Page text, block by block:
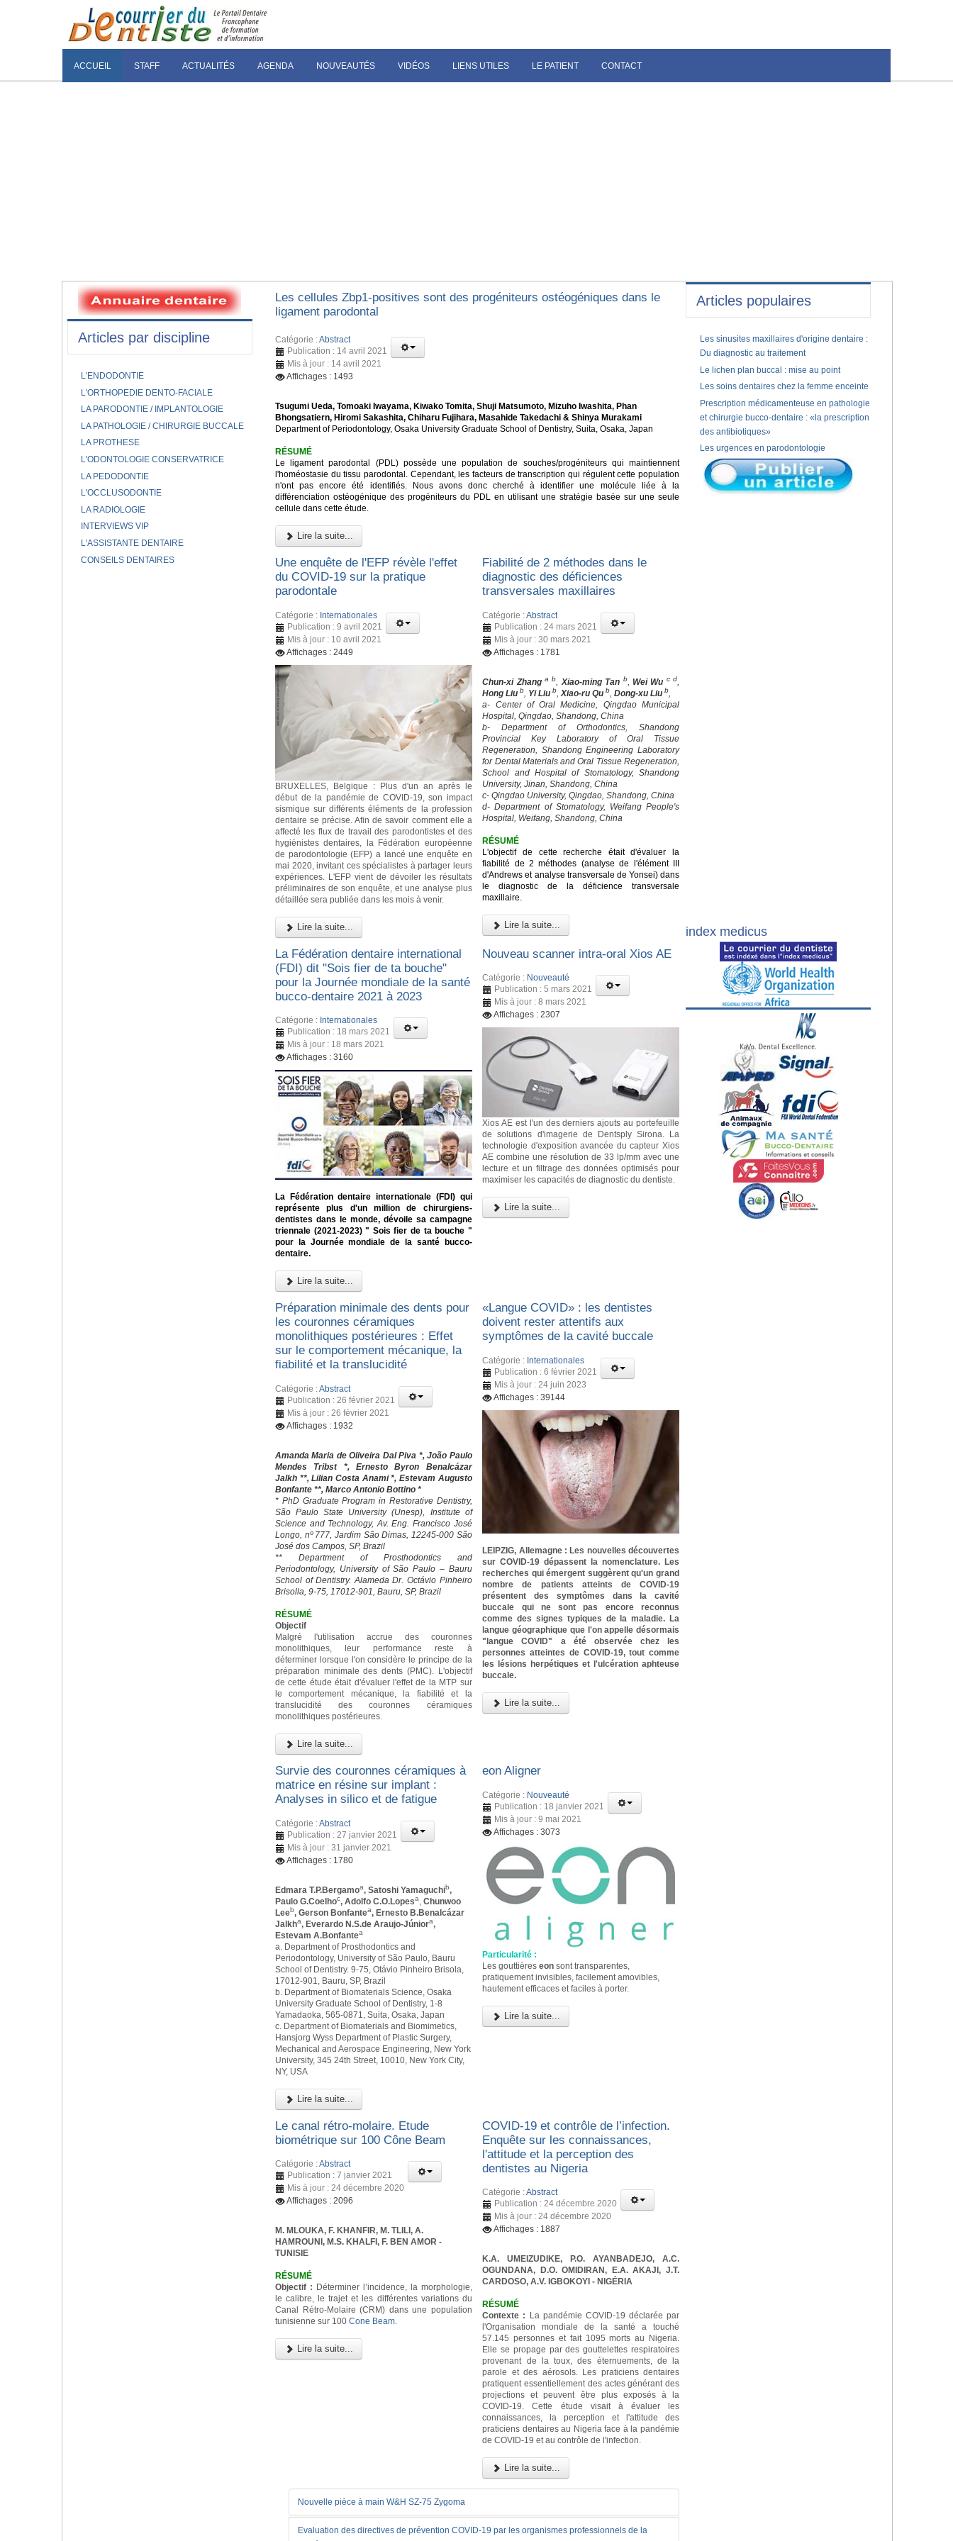
ACCUEIL STAFF ACTUALITÉS AGENDA NOUVEAUTÉS VIDÉOS LIENS UTILES LE PATIENT CONTACT
Les cellules Zbp1-positives sont des progéniteurs ostéogéniques dans le
ligament parodontal
Catégorie :Abstract
Publication : 14 avril 2021
Mis à jour : 14 avril 2021
Affichages : 1493
Tsugumi Ueda, Tomoaki Iwayama, Kiwako Tomita, Shuji Matsumoto, Mizuho Iwashita, Phan
Bhongsatiern, Hiromi Sakashita, Chiharu Fujihara, Masahide Takedachi & Shinya Murakami
Department of Periodontology, Osaka University Graduate School of Dentistry, Suita, Osaka, Japan
RÉSUMÉ
Le ligament parodontal (PDL) possède une population de souches/progéniteurs qui maintiennent
l'homéostasie du tissu parodontal. Cependant, les facteurs de transcription qui régulent cette population
n'ont pas encore été identifiés. Nous avons donc cherché à identifier une molécule liée à la
différenciation ostéogénique des progéniteurs du PDL en utilisant une stratégie basée sur une seule
cellule dans cette étude.
Lire la suite...
Une enquête de l'EFP révèle l'effet
du COVID-19 sur la pratique
parodontale
Catégorie : Internationales
Publication : 9 avril 2021
Mis à jour : 10 avril 2021
Affichages : 2449
BRUXELLES, Belgique : Plus d'un an après le
début de la pandémie de COVID-19, son impact
sismique sur différents éléments de la profession
dentaire se précise. Afin de savoir comment elle a
affecté les flux de travail des parodontistes et des
hygiénistes dentaires, la Fédération européenne
de parodontologie (EFP) a lancé une enquête en
mai 2020, invitant ces spécialistes à partager leurs
expériences. L'EFP vient de dévoiler les résultats
préliminaires de son enquête, et une analyse plus
détaillée sera publiée dans les mois à venir.
Lire la suite...
Fiabilité de 2 méthodes dans le
diagnostic des déficiences
transversales maxillaires
Catégorie :Abstract
Publication : 24 mars 2021
Mis à jour : 30 mars 2021
Affichages : 1781
Chun-xi Zhang a b Xiao-ming Tan b, Wei Wu c d
Hong Liu b Yi Liu b ,Xiao-ru Qu b ,Dong-xu Liu b
a- Center of Oral Medicine, Qingdao Municipal
Hospital, Qingdao, Shandong, China
b- Department of Orthodontics, Shandong
Provincial Key Laboratory of Oral Tissue
Regeneration, Shandong Engineering Laboratory
for Dental Materials and Oral Tissue Regeneration,
School and Hospital of Stomatology, Shandong
University, Jinan, Shandong, China
c- Qingdao University, Qingdao, Shandong, China
d- Department of Stomatology, Weifang People's
Hospital, Weifang, Shandong, China
RÉSUMÉ
L'objectif de cette recherche était d'évaluer la
fiabilité de 2 méthodes (analyse de l'élément III
d'Andrews et analyse transversale de Yonsei) dans
le diagnostic de la déficience transversale
maxillaire.
Lire la suite...
La Fédération dentaire international
(FDI) dit "Sois fier de ta bouche"
pour la Journée mondiale de la santé
bucco-dentaire 2021 à 2023
Catégorie : Internationales
Publication : 18 mars 2021
Mis à jour : 18 mars 2021
Affichages : 3160
La Fédération dentaire internationale (FDI) qui
représente plus d'un million de chirurgiens-
dentistes dans le monde, dévoile sa campagne
triennale (2021-2023) " Sois fier de ta bouche "
pour la Journée mondiale de la santé bucco-
dentaire.
Lire la suite...
Nouveau scanner intra-oral Xios AE
Catégorie : Nouveauté
Publication : 5 mars 2021
Mis à jour : 8 mars 2021
Affichages : 2307
Xios AE est l'un des derniers ajouts au portefeuille
de solutions d'imagerie de Dentsply Sirona. La
technologie d'exposition avancée du capteur Xios
AE combine une résolution de 33 lp/mm avec une
lecture et un filtrage des données optimisés pour
maximiser les capacités de diagnostic du dentiste.
Lire la suite...
Préparation minimale des dents pour
les couronnes céramiques
monolithiques postérieures : Effet
sur le comportement mécanique, la
fiabilité et la translucidité
Catégorie :Abstract
Publication : 26 février 2021
Mis à jour : 26 février 2021
Affichages : 1932
Amanda Maria de Oliveira Dal Piva *, João Paulo
Mendes Tribst *, Ernesto Byron Benalcázar
Jalkh **, Lilian Costa Anami *, Estevam Augusto
Bonfante **, Marco Antonio Bottino *
* PhD Graduate Program in Restorative Dentistry,
São Paulo State University (Unesp), Institute of
Science and Technology, Av. Eng. Francisco José
Longo, nº 777, Jardim São Dimas, 12245-000 São
José dos Campos, SP, Brazil
** Department of Prosthodontics and
Periodontology, University of São Paulo – Bauru
School of Dentistry. Alameda Dr. Octávio Pinheiro
Brisolla, 9-75, 17012-901, Bauru, SP, Brazil
RÉSUMÉ
Objectif
Malgré l'utilisation accrue des couronnes
monolithiques, leur performance reste à
déterminer lorsque l'on considère le principe de la
préparation minimale des dents (PMC). L'objectif
de cette étude était d'évaluer l'effet de la MTP sur
le comportement mécanique, la fiabilité et la
translucidité des couronnes céramiques
monolithiques postérieures.
Lire la suite...
«Langue COVID» : les dentistes
doivent rester attentifs aux
symptômes de la cavité buccale
Catégorie : Internationales
Publication : 6 février 2021
Mis à jour : 24 juin 2023
Affichages : 39144
LEIPZIG, Allemagne : Les nouvelles découvertes
sur COVID-19 dépassent la nomenclature. Les
recherches qui émergent suggèrent qu'un grand
nombre de patients atteints de COVID-19
présentent des symptômes dans la cavité
buccale qui ne sont pas encore reconnus
comme des signes typiques de la maladie. La
langue géographique que l'on appelle désormais
"langue COVID" a été observée chez les
personnes atteintes de COVID-19, tout comme
les lésions herpétiques et l'ulcération aphteuse
buccale.
Lire la suite...
Survie des couronnes céramiques à
matrice en résine sur implant :
Analyses in silico et de fatigue
Catégorie :Abstract
Publication : 27 janvier 2021
Mis à jour : 31 janvier 2021
Affichages : 1780
Edmara T.P.Bergamoa, Satoshi Yamaguchib,
Paulo G.Coelhoc, Adolfo C.O.Lopesa
Chunwoo
Leeb, Gerson Bonfantea, Ernesto B.Benalcázar
Jalkha, Everardo N.S.de Araujo-Júniora,
Estevam A.Bonfantea
a. Department of Prosthodontics and
Periodontology, University of São Paulo, Bauru
School of Dentistry. 9-75, Otávio Pinheiro Brisola,
17012-901, Bauru, SP, Brazil
b. Department of Biomaterials Science, Osaka
University Graduate School of Dentistry, 1-8
Yamadaoka, 565-0871, Suita, Osaka, Japan
c. Department of Biomaterials and Biomimetics,
Hansjorg Wyss Department of Plastic Surgery,
Mechanical and Aerospace Engineering, New York
University, 345 24th Street, 10010, New York City,
NY, USA
Lire la suite...
eon Aligner
Catégorie : Nouveauté
Publication : 18 janvier 2021
Mis à jour : 9 mai 2021
Affichages : 3073
Particularité :
Les gouttièreseon sont transparentes,
pratiquement invisibles, facilement amovibles,
hautement efficaces et faciles à porter.
Lire la suite...
Le canal rétro-molaire. Etude
biométrique sur 100 Cône Beam
Catégorie :Abstract
Publication : 7 janvier 2021
Mis à jour : 24 décembre 2020
Affichages : 2096
M. MLOUKA, F. KHANFIR, M. TLILI, A.
HAMROUNI, M.S. KHALFI, F. BEN AMOR -
TUNISIE
RÉSUMÉ
Objectif : Déterminer l’incidence, la morphologie,
le calibre, le trajet et les différentes variations du
Canal Rétro-Molaire (CRM) dans une population
tunisienne sur 100 Cone Beam.
Lire la suite...
COVID-19 et contrôle de l’infection.
Enquête sur les connaissances,
l'attitude et la perception des
dentistes au Nigeria
Catégorie :Abstract
Publication : 24 décembre 2020
Mis à jour : 24 décembre 2020
Affichages : 1887
K.A. UMEIZUDIKE, P.O. AYANBADEJO, A.C.
OGUNDANA, D.O. OMIDIRAN, E.A. AKAJI, J.T.
CARDOSO, A.V. IGBOKOYI- NIGÉRIA
RÉSUMÉ
Contexte :
La pandémie COVID-19 déclarée par
l'Organisation mondiale de la santé a touché
57.145 personnes et fait 1095 morts au Nigeria.
Elle se propage par des gouttelettes respiratoires
provenant de la toux, des éternuements, de la
parole et des aérosols. Les praticiens dentaires
pratiquent essentiellement des actes générant des
projections et peuvent être plus exposés à la
COVID-19. Cette étude visait à évaluer les
connaissances, la perception et l'attitude des
praticiens dentaires au Nigeria face à la pandémie
de COVID-19 et au contrôle de l'infection.
Lire la suite...
Nouvelle pièce à main W&H SZ-75 Zygoma
Evaluation des directives de prévention COVID-19 par les organismes professionnels de la
Articles par discipline
L'ENDODONTIE
L'ORTHOPEDIE DENTO-FACIALE
LA PARODONTIE / IMPLANTOLOGIE
LA PATHOLOGIE / CHIRURGIE BUCCALE
LA PROTHESE
L'ODONTOLOGIE CONSERVATRICE
LA PEDODONTIE
L'OCCLUSODONTIE
LA RADIOLOGIE
INTERVIEWS VIP
L'ASSISTANTE DENTAIRE
CONSEILS DENTAIRES
Articles populaires
Les sinusites maxillaires d'origine dentaire :
Du diagnostic au traitement
Le lichen plan buccal : mise au point
Les soins dentaires chez la femme enceinte
Prescription médicamenteuse en pathologie
et chirurgie bucco-dentaire : «la prescription
des antibiotiques»
Les urgences en parodontologie
index medicus